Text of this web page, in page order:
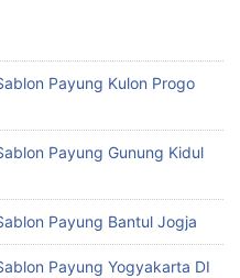
Payung Kulon Progo
Payung Gunung Kidul
Payung Bantul Jogja
Payung Yogyakarta DI